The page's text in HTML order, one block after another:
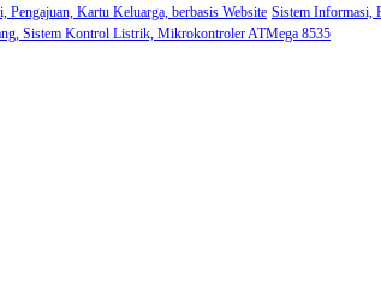
Pengajuan, Kartu Keluarga, berbasis Website Sistem Informasi,
Sistem Kontrol Listrik, Mikrokontroler ATMega 8535